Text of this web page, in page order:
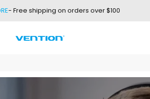
- Free shipping on orders over $100
Vention